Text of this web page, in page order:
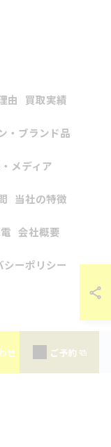
せ ご予約
由 買取実績
・ブランド品
メディア
当社の特徴
会社概要
シーポリシー
ラスト ALL RIGHTS